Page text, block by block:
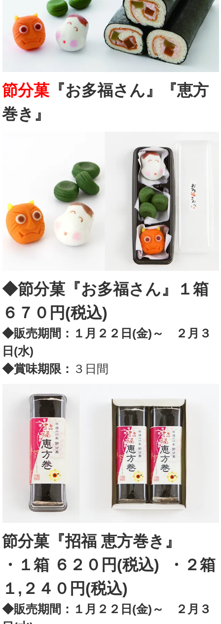
節分菓 『お多福さん』『恵方
巻き』
◆節分菓『お多福さん』１箱
６７０円(税込)
◆販売期間： １月２２日(金)～ ２月３
日(水)
◆賞味期限： ３日間
節分菓『招福 恵方巻き』
・１箱 ６２０円(税込)
・ ２箱
１,２４０円(税込)
◆販売期間：１月２２日(金)～ ２月３